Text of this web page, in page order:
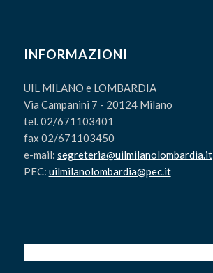
INFORMAZIONI
UIL MILANO e LOMBARDIA
Via Campanini 7 - 20124 Milano
tel. 02/671103401
fax 02/671103450
e-mail: segreteria@uilmilanolombardia.it
PEC: uilmilanolombardia@pec.it